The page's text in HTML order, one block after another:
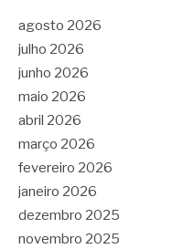
agosto 2026
julho 2026
junho 2026
maio 2026
abril 2026
março 2026
fevereiro 2026
janeiro 2026
dezembro 2025
novembro 2025